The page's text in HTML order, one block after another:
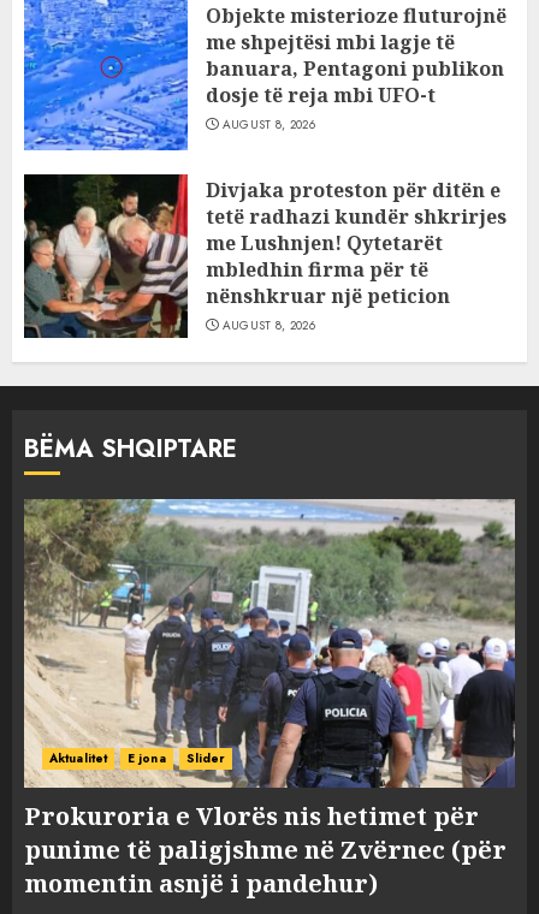
Objekte misterioze fluturojnë
me shpejtësi mbi lagje të
banuara, Pentagoni publikon
dosje të reja mbi UFO-t
AUGUST 8, 2026
Divjaka proteston për ditën e
tetë radhazi kundër shkrirjes
me Lushnjen! Qytetarët
mbledhin firma për të
nënshkruar një peticion
AUGUST 8, 2026
BËMA SHQIPTARE
Aktualitet E jona Slider
Prokuroria e Vlorës nis hetimet për
punime të paligjshme në Zvërnec (për
momentin asnjë i pandehur)